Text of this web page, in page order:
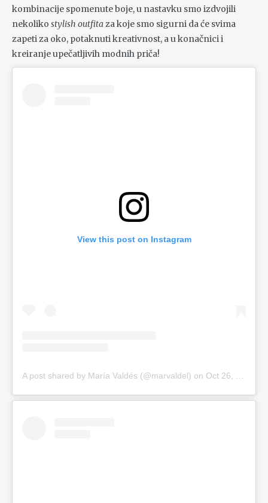
kombinacije spomenute boje, u nastavku smo izdvojili
nekoliko stylish outfitaza koje smo sigurni da će svima
zapeti za oko, potaknuti kreativnost, a u konačnici i
kreiranje upečatljivih modnih priča!
View this post on Instagram
A post shared by María Valdés (@marvaldel) on Oct 26, 2019 at 2:23pm PDT